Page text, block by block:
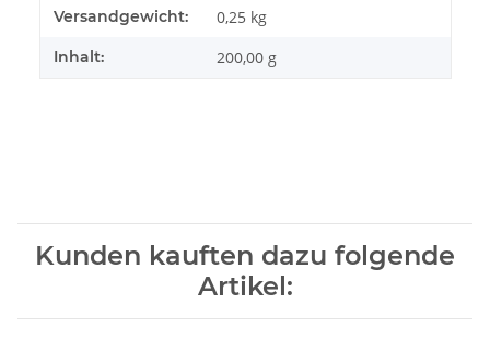
Produkteigenschaft
Wert
Versandgewicht: 0,25 kg
Inhalt: 200,00 g
Kunden kauften dazu folgende
Artikel: